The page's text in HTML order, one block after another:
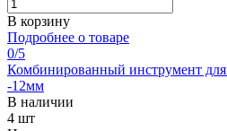
В корзину
Подробнее о товаре
0/5
Комбинированный инструмент
-12мм
В наличии
4 шт